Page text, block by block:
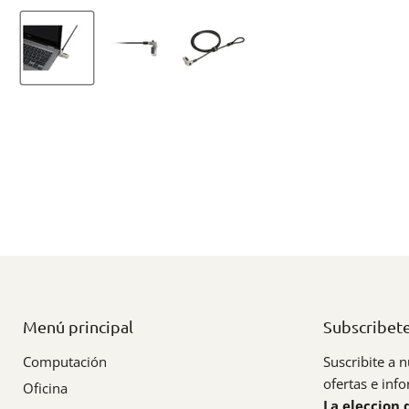
Menú principal
Computación
Oficina
Suscribite a
ofertas e
La eleccion